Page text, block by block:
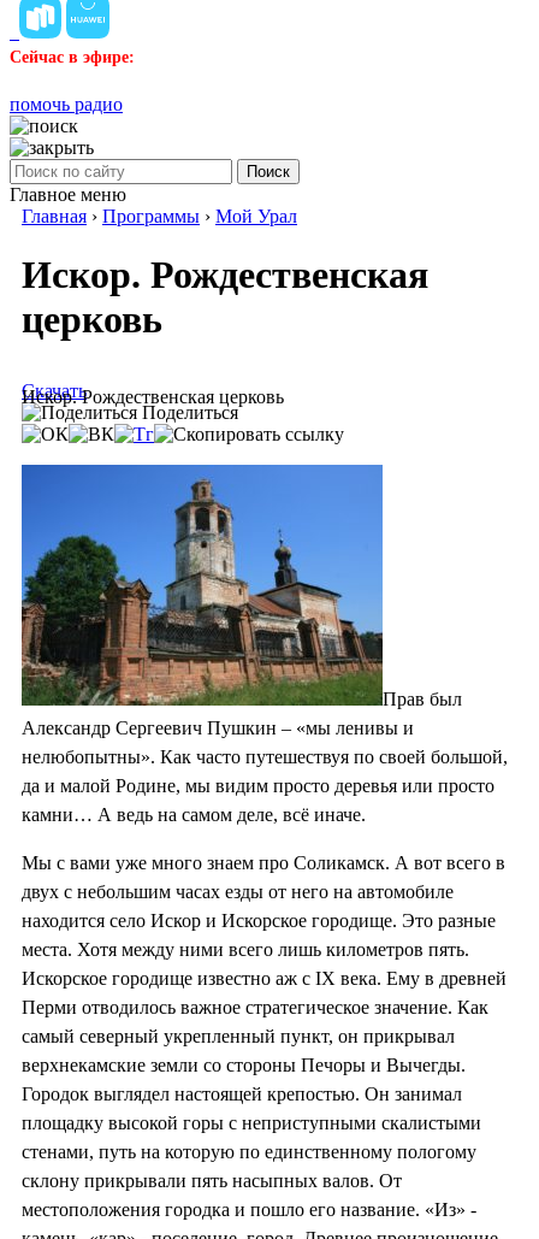
Сейчас в эфире:
помочь радио
Поиск
Главное меню
Главная › Программы › Мой Урал
Искор. Рождественская
церковь
Искор. Рождественская церковь
Скачать
Поделиться
Прав был
Александр Сергеевич Пушкин – «мы ленивы и
нелюбопытны». Как часто путешествуя по своей большой,
да и малой Родине, мы видим просто деревья или просто
камни… А ведь на самом деле, всё иначе.
Мы с вами уже много знаем про Соликамск. А вот всего в
двух с небольшим часах езды от него на автомобиле
находится село Искор и Искорское городище. Это разные
места. Хотя между ними всего лишь километров пять.
Искорское городище известно аж с IX века. Ему в древней
Перми отводилось важное стратегическое значение. Как
самый северный укрепленный пункт, он прикрывал
верхнекамские земли со стороны Печоры и Вычегды.
Городок выглядел настоящей крепостью. Он занимал
площадку высокой горы с неприступными скалистыми
стенами, путь на которую по единственному пологому
склону прикрывали пять насыпных валов. От
местоположения городка и пошло его название. «Из» -